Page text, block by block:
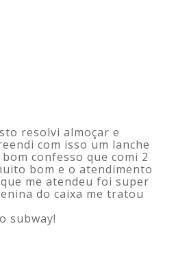
resolvi almoçar e
com isso um lanche
confesso que comi 2
bom e o atendimento
me atendeu foi super
do caixa me tratou
subway!